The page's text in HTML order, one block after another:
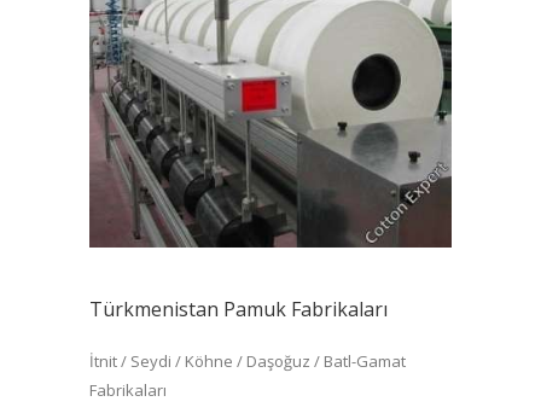
Türkmenistan Pamuk Fabrikaları
İtnit / Seydi / Köhne / Daşoğuz / Batl-Gamat
Fabrikaları